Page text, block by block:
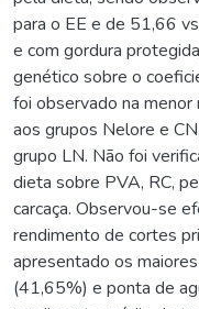
para o EE e de 51,66
e com gordura
genético sobre o
foi observado na
aos grupos Nelore e
grupo LN. Não foi
dieta sobre PVA, RC,
carcaça. Observou-se
rendimento de cortes
apresentado os
(41,65%) e ponta de